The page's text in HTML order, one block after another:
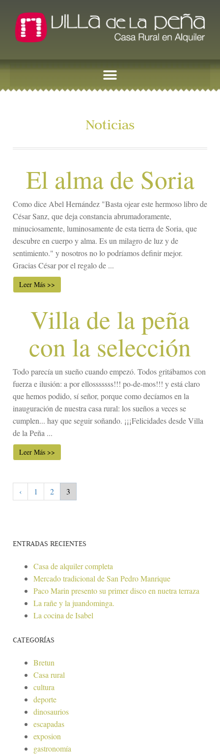
Noticias
El alma de Soria
Como dice Abel Hernández "Basta ojear este hermoso libro de
César Sanz, que deja constancia abrumadoramente,
minuciosamente, luminosamente de esta tierra de Soria, que
descubre en cuerpo y alma. Es un milagro de luz y de
sentimiento." y nosotros no lo podríamos definir mejor.
Gracias César por el regalo de ...
Leer Más >>
Villa de la peña
con la selección
Todo parecía un sueño cuando empezó. Todos gritábamos con
fuerza e ilusión: a por ellosssssss!!! po-de-mos!!! y está claro
que hemos podido, sí señor, porque como decíamos en la
inauguración de nuestra casa rural: los sueños a veces se
cumplen... hay que seguir soñando. ¡¡¡Felicidades desde Villa
de la Peña ...
Leer Más >>
‹ 1 2 3
ENTRADAS RECIENTES
Casa de alquiler completa
Mercado tradicional de San Pedro Manrique
Paco Marin presento su primer disco en nuetra terraza
La rañe y la juandominga.
La cocina de Isabel
CATEGORÍAS
Bretun
Casa rural
cultura
deporte
dinosaurios
escapadas
exposion
gastronomía